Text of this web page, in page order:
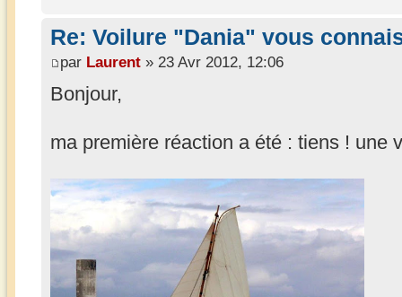
Re: Voilure "Dania" vous
par Laurent » 23 Avr 2012, 12:06
Bonjour,
ma première réaction a été : tiens ! une